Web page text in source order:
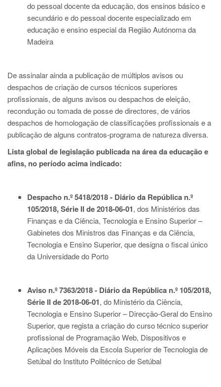
do pessoal docente da educação, dos ensinos básico e
secundário e do pessoal docente especializado em
educação e ensino especial da Região Autónoma da
Madeira
De assinalar ainda a publicação de múltiplos avisos ou
despachos de criação de cursos técnicos superiores
profissionais, de alguns avisos ou despachos de eleição,
recondução ou tomada de posse de directores, de vários
despachos de homologação de classificações profissionais e a
publicação de alguns contratos-programa de natureza diversa.
Lista global de legislação publicada na área da educação e
afins, no período acima indicado:
Despacho n.º 5418/2018 - Diário da República n.º
105/2018, Série II de 2018-06-01, dos Ministérios das
Finanças e da Ciência, Tecnologia e Ensino Superior –
Gabinetes dos Ministros das Finanças e da Ciência,
Tecnologia e Ensino Superior, que designa o fiscal único
da Universidade do Porto
Aviso n.º 7363/2018 - Diário da República n.º 105/2018,
Série II de 2018-06-01, do Ministério da Ciência,
Tecnologia e Ensino Superior – Direcção-Geral do Ensino
Superior, que regista a criação do curso técnico superior
profissional de Programação Web, Dispositivos e
Aplicações Móveis da Escola Superior de Tecnologia de
Setúbal do Instituto Politécnico de Setúbal